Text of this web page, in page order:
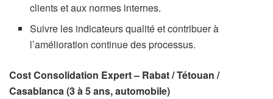
clients et aux normes internes.
Suivre les indicateurs qualité et contribuer à
l’amélioration continue des processus.
Cost Consolidation Expert – Rabat / Tétouan /
Casablanca (3 à 5 ans, automobile)